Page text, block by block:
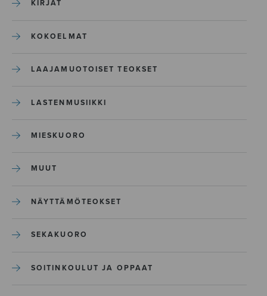
KIRJAT
KOKOELMAT
LAAJAMUOTOISET TEOKSET
LASTENMUSIIKKI
MIESKUORO
MUUT
NÄYTTÄMÖTEOKSET
SEKAKUORO
SOITINKOULUT JA OPPAAT